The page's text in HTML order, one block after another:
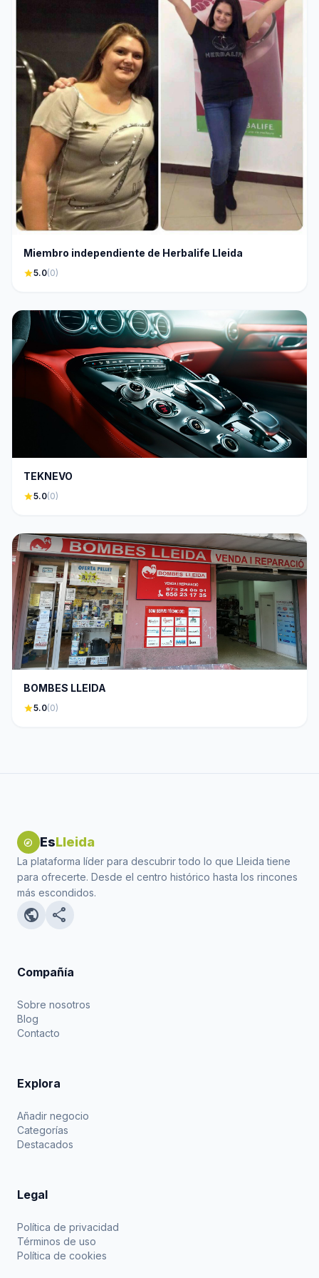
Miembro independiente de Herbalife Lleida
star5.0(0)
TEKNEVO
star5.0(0)
BOMBES LLEIDA
star5.0(0)
explore EsLleida
La plataforma líder para descubrir todo lo que Lleida tiene
para ofrecerte. Desde el centro histórico hasta los rincones
más escondidos.
public share
Compañía
Sobre nosotros
Blog
Contacto
Explora
Añadir negocio
Categorías
Destacados
Legal
Política de privacidad
Términos de uso
Política de cookies